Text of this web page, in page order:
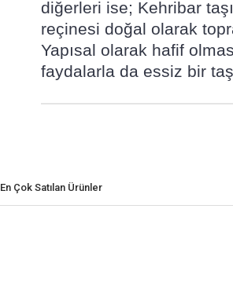
diğerleri ise; Kehribar
reçinesi doğal olarak
Yapısal olarak hafif
faydalarla da essiz bir
En Çok Satılan Ürünler